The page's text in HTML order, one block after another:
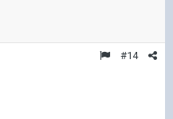
#14